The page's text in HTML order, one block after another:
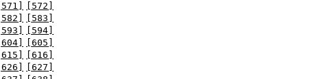
[571]
[572]
[582]
[583]
[593]
[594]
[604]
[605]
[615]
[616]
[626]
[627]